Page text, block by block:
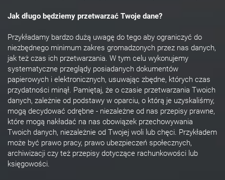
Jak długo będziemy przetwarzać Twoje dane?
Przykładamy bardzo dużą uwagę do tego aby ograniczyć do
niezbędnego minimum zakres gromadzonych przez nas danych,
jak też czas ich przetwarzania. W tym celu wykonujemy
systematyczne przeglądy posiadanych dokumentów
papierowych i elektronicznych, usuwając zbędne, których czas
przydatności minął. Pamiętaj, że o czasie przetwarzania Twoich
danych, zależnie od podstawy w oparciu, o którą je uzyskaliśmy,
mogą decydować odrębne - niezależne od nas przepisy prawne,
które mogą nakładać na nas obowiązek przechowywania
Twoich danych, niezależnie od Twojej woli lub chęci. Przykładem
może być prawo pracy, prawo ubezpieczeń społecznych,
archiwizacji czy też przepisy dotyczące rachunkowości lub
księgowości.